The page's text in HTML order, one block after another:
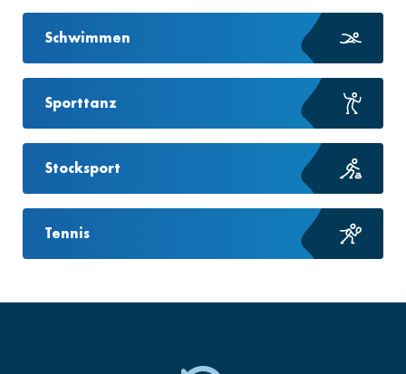
Schwimmen
Sporttanz
Stocksport
Tennis